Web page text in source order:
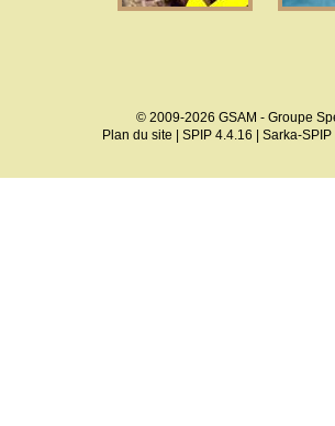
© 2009-2026 GSAM - Groupe
Plan du site | SPIP 4.4.16 | Sarka-SPIP